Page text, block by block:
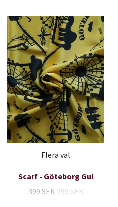
Flera val
Scarf - Göteborg Gul
399 SEK 299 SEK